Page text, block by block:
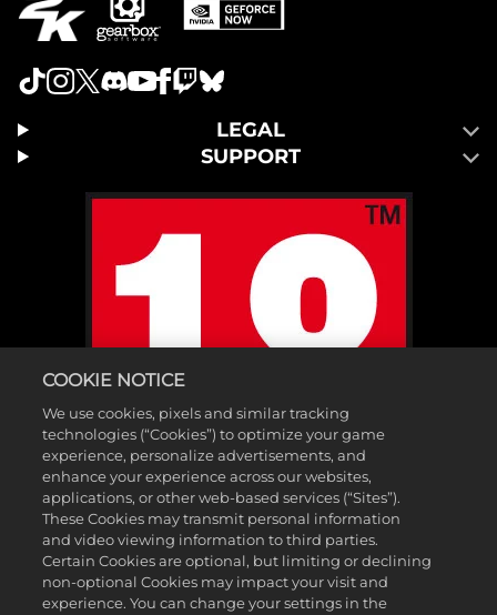
LEGAL
SUPPORT
COOKIE NOTICE
We use cookies, pixels and similar tracking
technologies (“Cookies”) to optimize your game
experience, personalize advertisements, and
enhance your experience across our websites,
applications, or other web-based services (“Sites”).
These Cookies may transmit personal information
and video viewing information to third parties.
Certain Cookies are optional, but limiting or declining
non-optional Cookies may impact your visit and
experience. You can change your settings in the